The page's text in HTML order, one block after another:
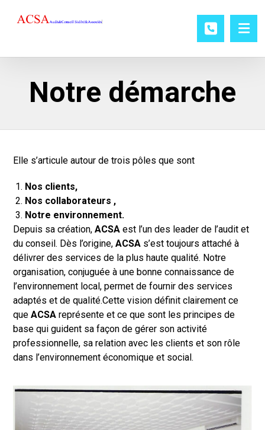
Notre démarche
Elle s’articule autour de trois pôles que sont
Nos clients,
Nos collaborateurs ,
Notre environnement.
Depuis sa création,ACSA est l’un des leader de l’audit et
du conseil. Dès l’origine,ACSA s’est toujours attaché à
délivrer des services de la plus haute qualité. Notre
organisation, conjuguée à une bonne connaissance de
l’environnement local, permet de fournir des services
adaptés et de qualité.Cette vision définit clairement ce
queACSA représente et ce que sont les principes de
base qui guident sa façon de gérer son activité
professionnelle, sa relation avec les clients et son rôle
dans l’environnement économique et social.